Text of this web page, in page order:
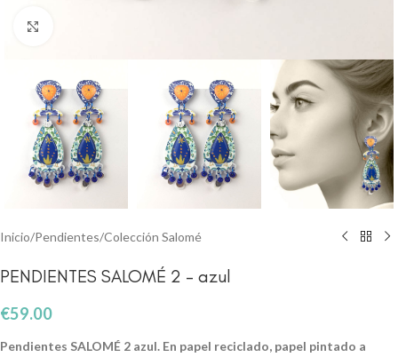
Inicio/Pendientes/Colección Salomé
PENDIENTES SALOMÉ 2 – azul
€59.00
Pendientes SALOMÉ 2 azul. En papel reciclado, papel pintado a